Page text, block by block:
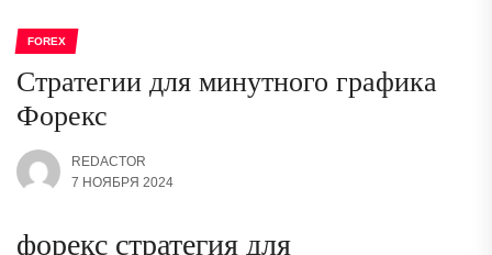
FOREX
Стратегии для минутного графика
Форекс
REDACTOR
7 НОЯБРЯ 2024
форекс стратегия для